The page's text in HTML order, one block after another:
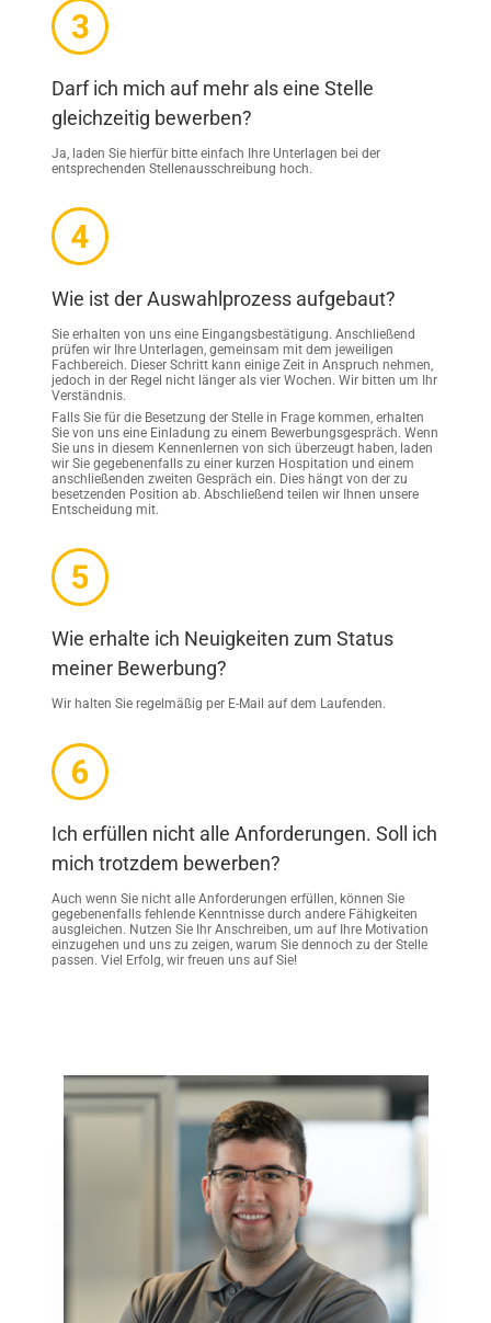
Darf ich mich auf mehr als eine Stelle
gleichzeitig bewerben?
Ja, laden Sie hierfür bitte einfach Ihre Unterlagen bei der
entsprechenden Stellenausschreibung hoch.
Wie ist der Auswahlprozess aufgebaut?
Sie erhalten von uns eine Eingangsbestätigung. Anschließend
prüfen wir Ihre Unterlagen, gemeinsam mit dem jeweiligen
Fachbereich. Dieser Schritt kann einige Zeit in Anspruch nehmen,
jedoch in der Regel nicht länger als vier Wochen. Wir bitten um Ihr
Verständnis.
Falls Sie für die Besetzung der Stelle in Frage kommen, erhalten
Sie von uns eine Einladung zu einem Bewerbungsgespräch. Wenn
Sie uns in diesem Kennenlernen von sich überzeugt haben, laden
wir Sie gegebenenfalls zu einer kurzen Hospitation und einem
anschließenden zweiten Gespräch ein. Dies hängt von der zu
besetzenden Position ab. Abschließend teilen wir Ihnen unsere
Entscheidung mit.
Wie erhalte ich Neuigkeiten zum Status
meiner Bewerbung?
Wir halten Sie regelmäßig per E-Mail auf dem Laufenden.
Ich erfüllen nicht alle Anforderungen. Soll ich
mich trotzdem bewerben?
Auch wenn Sie nicht alle Anforderungen erfüllen, können Sie
gegebenenfalls fehlende Kenntnisse durch andere Fähigkeiten
ausgleichen. Nutzen Sie Ihr Anschreiben, um auf Ihre Motivation
einzugehen und uns zu zeigen, warum Sie dennoch zu der Stelle
passen. Viel Erfolg, wir freuen uns auf Sie!